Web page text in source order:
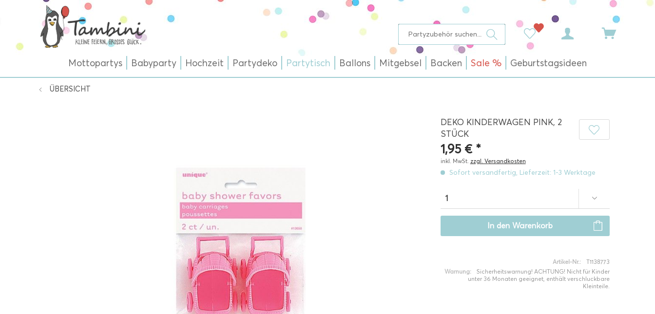
Mottopartys Babyparty Hochzeit Partydeko Partytisch Ballons Mitgebsel Backen Sale % Geburtstagsideen
ÜBERSICHT
DEKO KINDERWAGEN PINK, 2
STÜCK
1,95 € *
inkl. MwSt. zzgl. Versandkosten
Sofort versandfertig, Lieferzeit: 1-3 Werktage
In den Warenkorb
Artikel-Nr.:
T1138773
Warnung:
Sicherheitswarnung! ACHTUNG! Nicht für Kinder
unter 36 Monaten geeignet, enthält verschluckbare
Kleinteile.